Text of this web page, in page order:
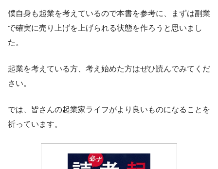
僕自身も起業を考えているので本書を参考に、まずは副業
で確実に売り上げを上げられる状態を作ろうと思いまし
た。
起業を考えている方、考え始めた方はぜひ読んでみてくだ
さい。
では、皆さんの起業家ライフがより良いものになることを
祈っています。